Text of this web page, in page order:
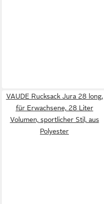
VAUDE Rucksack Jura 28 long,
für Erwachsene, 28 Liter
Volumen, sportlicher Stil, aus
Polyester